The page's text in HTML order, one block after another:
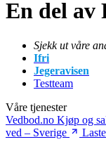
En del av
Sjekk ut våre
Ifri
Jegeravisen
Testteam
Våre tjenester
Vedbod.no Kjøp og
ved – Sverige